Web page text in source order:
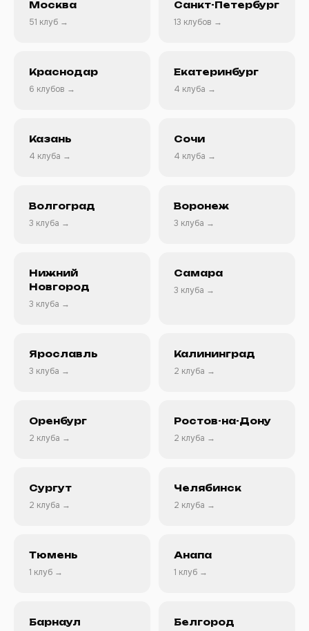
Москва
51 клуб →
Санкт-Петербург
13 клубов →
Краснодар
6 клубов →
Екатеринбург
4 клуба →
Казань
4 клуба →
Сочи
4 клуба →
Волгоград
3 клуба →
Воронеж
3 клуба →
Нижний
Новгород
3 клуба →
Самара
3 клуба →
Ярославль
3 клуба →
Калининград
2 клуба →
Оренбург
2 клуба →
Ростов-на-Дону
2 клуба →
Сургут
2 клуба →
Челябинск
2 клуба →
Тюмень
1 клуб →
Анапа
1 клуб →
Барнаул
Белгород